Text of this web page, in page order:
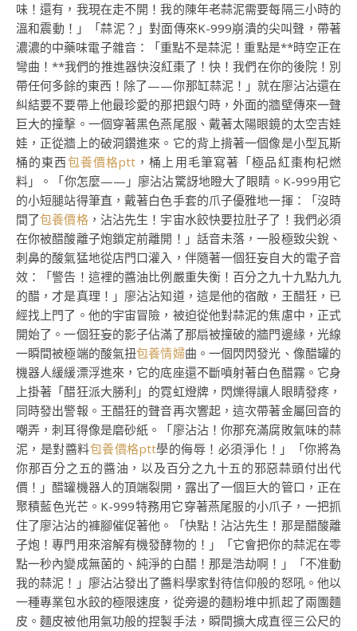
味！還有，我現在走不開！我的陳年老蒜泥需要每隔三小時的
溫和震動！」「蒜泥？」對面傳來K-999崩潰的尖叫聲，帶著
濃濃的中藥味電子雜音：「重點不是蒜泥！重點是**時空正在
彎曲！**我們的推進器快沒紅棗了！快！我們在你的後院！別
帶任何多餘的東西！除了——你那缸蒜泥！」就在廖沾沾還在
糾結要不要帶上他最珍愛的那把銀勺時，外面的牆壁傳來一聲
巨大的撞擊。一個穿著黑色燕尾服、戴著太陽眼鏡的太空吉娃
娃，正從牆上的破洞鑽進來。它的背上揹著一個像是小型瓦斯
桶的東西包養價格ptt ，桶上用毛筆寫著「極品紅棗枸杞燃
料」。「你怎麼——」廖沾沾驚訝地瞪大了眼睛。K-999用它
的小短腿站得筆直，戴著白色手套的爪子優雅地一揮：「沒時
間了包養價格，沾沾先生！宇宙水餃快要拉肚子了！我們必須
在你被醋酸離子炮鎖定前離開！」話音未落，一股極致尖銳、
刺鼻的酸氣猛地從店門口灌入，伴隨著一個狂妄自大的電子音
效：「警告！這裡的醬油比例嚴重失衡！百分之九十九點九九
的醋，才是真理！」廖沾沾知道，這是他的宿敵，王醋狂，已
經找上門了。他的宇宙冒險，被迫從他對蒜泥的焦慮中，正式
開始了。一個狂妄的影子佔滿了那扇被撞破的牆門邊緣，光線
一瞬間被極端的酸氣扭包養情婦曲。一個閃閃發光、像醋罐的
機器人緩緩漂浮進來，它的底座還不斷噴射著白色醋霧。它身
上掛著「醋狂派大勝利」的霓虹燈牌，閃爍得讓人眼睛發疼，
同時發出警報。王醋狂的聲音再次響起，這次帶著金屬回音的
嘲弄，刺耳得像是磨砂紙。「廖沾沾！你那充滿腐敗氣味的蒜
泥，是對醬料包養價格ptt學的侮辱！必須淨化！」「你將為
你那百分之五的醬油，以及百分之九十五的邪惡蒜頭付出代
價！」醋罐機器人的頂端裂開，露出了一個巨大的管口，正在
聚積藍色光芒。K-999特務用它穿著燕尾服的小爪子，一把抓
住了廖沾沾的褲腳催促著他。「快點！沾沾先生！那是醋酸離
子炮！專門用來溶解有機發酵物的！」「它會把你的蒜泥在零
點一秒內變成無菌的、純淨的白醋！那是浩劫啊！」「不准動
我的蒜泥！」廖沾沾發出了醬料學家對待信仰般的怒吼。他以
一種專業包水餃的極限速度，從旁邊的麵粉堆中抓起了兩團麵
皮。麵皮被他用氣功般的捏製手法，瞬間擴大成直徑三公尺的